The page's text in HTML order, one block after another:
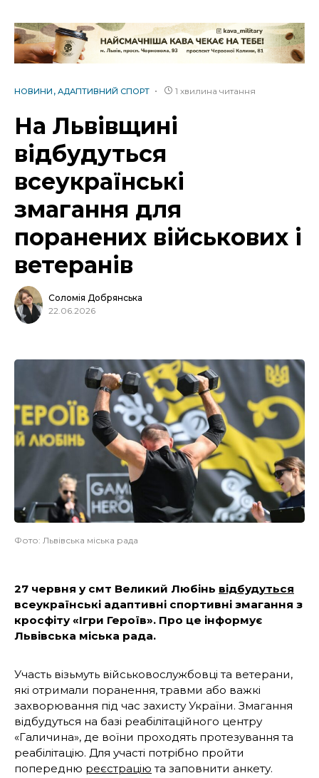
НОВИНИ АДАПТИВНИЙ СПОРТ 1 хвилина читання
На Львівщині
відбудуться
всеукраїнські
змагання для
поранених військових і
ветеранів
Соломія Добрянська
22.06.2026
Фото: Львівська міська рада
27 червня у смт Великий Любінь відбудуться
всеукраїнські адаптивні спортивні змагання з
кросфіту «Ігри Героїв». Про це інформує
Львівська міська рада.
Участь візьмуть військовослужбовці та ветерани,
які отримали поранення, травми або важкі
захворювання під час захисту України. Змагання
відбудуться на базі реабілітаційного центру
«Галичина», де воїни проходять протезування та
реабілітацію. Для участі потрібно пройти
попередню реєстрацію та заповнити анкету.